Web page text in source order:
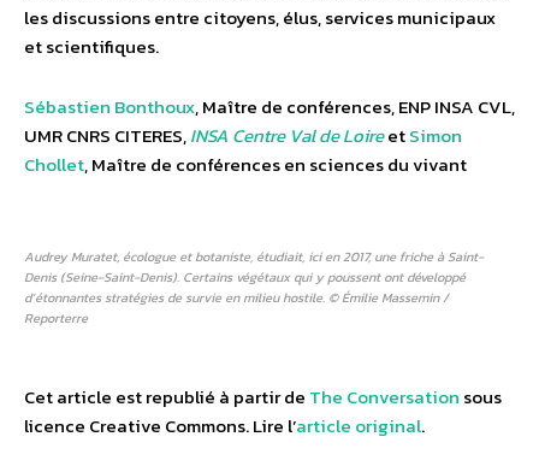
les discussions entre citoyens, élus, services municipaux
et scientifiques.
Sébastien Bonthoux, Maître de conférences, ENP INSA CVL,
UMR CNRS CITERES,INSA Centre Val de LoireetSimon
Chollet, Maître de conférences en sciences du vivant
Audrey Muratet, écologue et botaniste, étudiait, ici en 2017, une friche à Saint-
Denis (Seine-Saint-Denis). Certains végétaux qui y poussent ont développé
d’étonnantes stratégies de survie en milieu hostile. © Émilie Massemin /
Reporterre
Cet article est republié à partir de The Conversation sous
licence Creative Commons. Lire l’article original.